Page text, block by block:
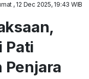
, 12 Dec 2025, 19:43 WIB
Pati
Penjara